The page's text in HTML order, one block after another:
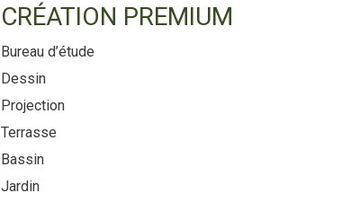
CRÉATION PREMIUM
Bureau d’étude
Dessin
Projection
Terrasse
Bassin
Jardin